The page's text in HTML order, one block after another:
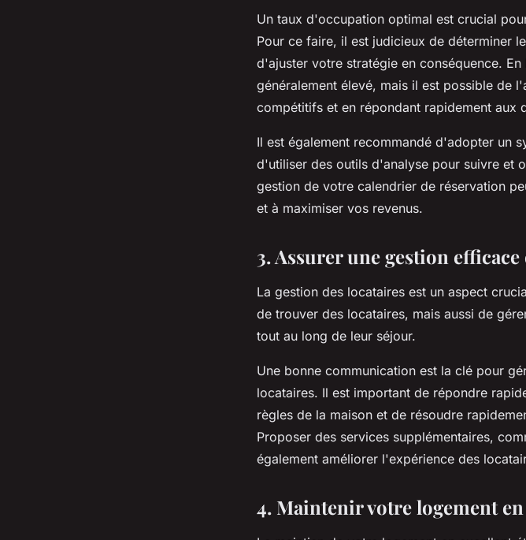
Un taux d'occupation optimal est crucial
Pour ce faire, il est judicieux de déterminer
d'ajuster votre stratégie en conséquence.
généralement élevé, mais il est possible de
compétitifs et en répondant rapidement aux
Il est également recommandé d'adopter un
d'utiliser des outils d'analyse pour suivre et
gestion de votre calendrier de réservation
et à maximiser vos revenus.
3. Assurer une gestion
La gestion des locataires est un aspect
de trouver des locataires, mais aussi de
tout au long de leur séjour.
Une bonne communication est la clé pour
locataires. Il est important de répondre
règles de la maison et de résoudre
Proposer des services supplémentaires,
également améliorer l'expérience des
4. Maintenir votre logement